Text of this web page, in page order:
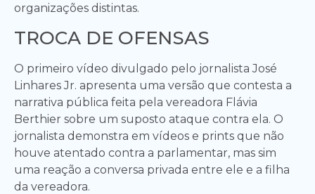
organizações distintas.
TROCA DE OFENSAS
O primeiro vídeo divulgado pelo jornalista José
Linhares Jr. apresenta uma versão que contesta a
narrativa pública feita pela vereadora Flávia
Berthier sobre um suposto ataque contra ela. O
jornalista demonstra em vídeos e prints que não
houve atentado contra a parlamentar, mas sim
uma reação a conversa privada entre ele e a filha
da vereadora.